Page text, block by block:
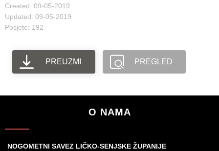
Created: 09-05-2019
Updated: 09-05-2019
Posjete: 192
PREUZMI PREGLED
O NAMA
NOGOMETNI SAVEZ LIČKO-SENJSKE ŽUPANIJE